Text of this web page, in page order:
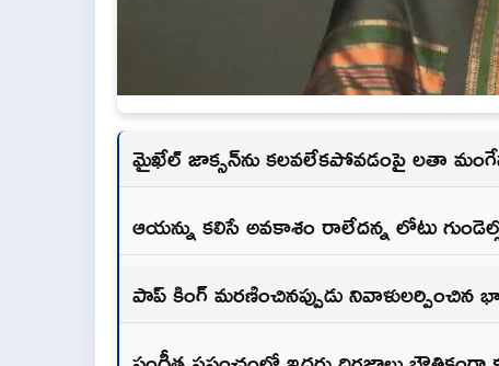
మైఖేల్ జాక్సన్‌ను కలవలేకపోవడంపై లతా
ఆయన్ను కలిసే అవకాశం రాలేదన్న లోటు
పాప్ కింగ్ మరణించినప్పుడు నివాళులర్పించిన